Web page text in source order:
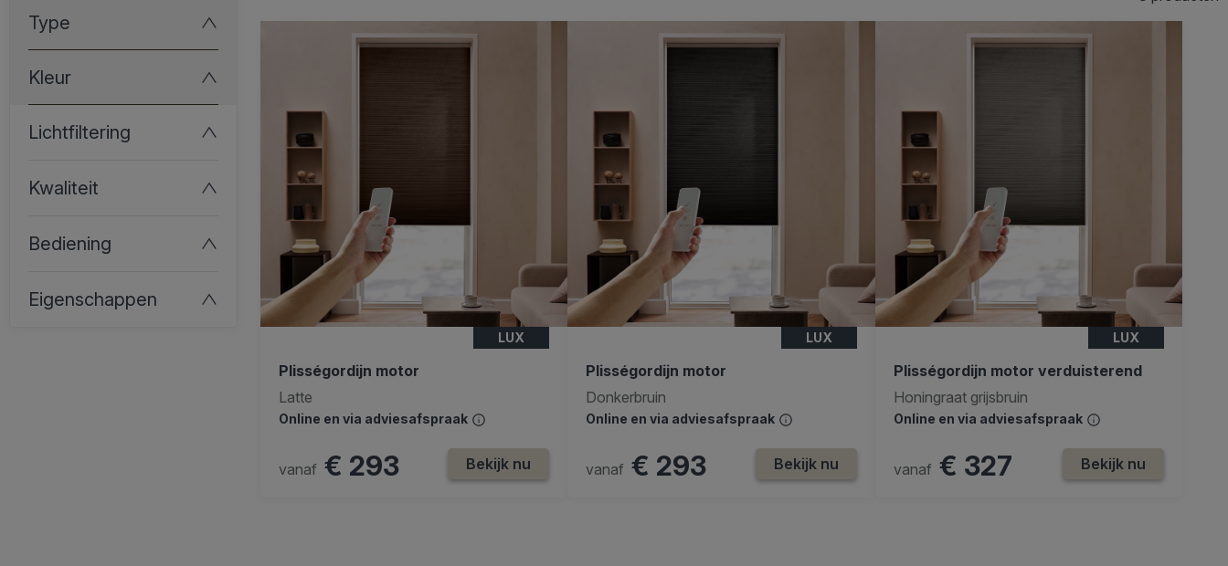
Type
Kleur
Lichtfiltering
Kwaliteit
Bediening
Eigenschappen
LUX
Plisségordijn motor
Latte
Online en via adviesafspraak
vanaf € 293 Bekijk nu
LUX
Plisségordijn motor
Donkerbruin
Online en via adviesafspraak
vanaf € 293 Bekijk nu
LUX
Plisségordijn motor verduisterend
Honingraat grijsbruin
Online en via adviesafspraak
vanaf € 327 Bekijk nu